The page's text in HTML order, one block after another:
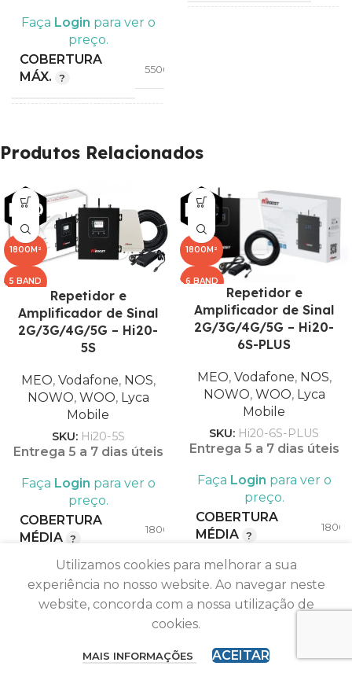
Faça Login para ver o
preço.
COBERTURA
MÁX.
5500m²
MÉDIA
COMPATIBILIDADE
2G
,
3G
BANDA
1
(MHZ)
OPERADORA
,
Lyca Mobile
BANDA
COMPATIBILIDADE
OPERADORA
Lyca
Produtos Relacionados
1800M²
5 BAND
Repetidor e
Amplificador de Sinal
2G/3G/4G/5G – Hi20-
5S
MEO, Vodafone, NOS,
NOWO, WOO, Lyca
Mobile
SKU: Hi20-5S
Entrega 5 a 7 dias úteis
Faça Login para ver o
preço.
COBERTURA
MÉDIA
1800m²
COBERTURA
MÁX.
4000m²
1800
1800M²
6 BAND
Repetidor e
Amplificador de Sinal
2G/3G/4G/5G – Hi20-
6S-PLUS
MEO, Vodafone, NOS,
NOWO, WOO, Lyca
Mobile
SKU: Hi20-6S-PLUS
Entrega 5 a 7 dias úteis
Faça Login para ver o
preço.
COBERTURA
MÉDIA
COBERTURA
MÁX.
Utilizamos cookies para melhorar a sua
experiência no nosso website. Ao navegar neste
website, concorda com a nossa utilização de
cookies.
MAIS INFORMAÇÕES ACEITAR